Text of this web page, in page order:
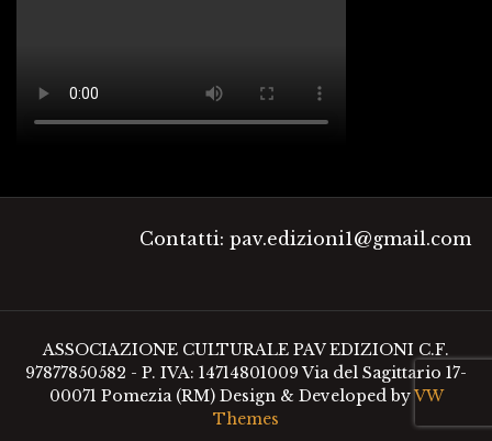
Contatti: pav.edizioni1@gmail.com
ASSOCIAZIONE CULTURALE PAV EDIZIONI C.F.
97877850582 - P. IVA: 14714801009 Via del Sagittario 17-
00071 Pomezia (RM)Design & Developed byVW
Themes